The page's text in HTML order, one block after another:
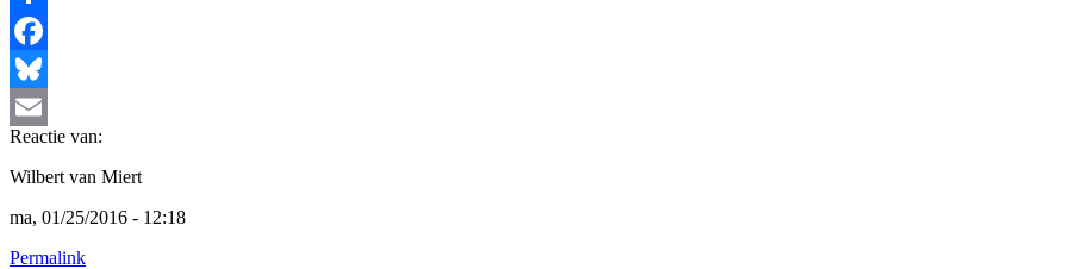
Share
Facebook
Bluesky
Email
Reactie van:
Wilbert van Miert
ma, 01/25/2016 - 12:18
Permalink